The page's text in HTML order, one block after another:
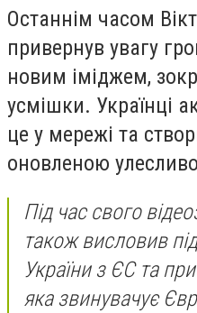
Останнім часом
привернув увагу
новим іміджем,
усмішки. Українці
це у мережі та
оновленою
Під час свого
також висловив
України з ЄС та
яка звинувачує